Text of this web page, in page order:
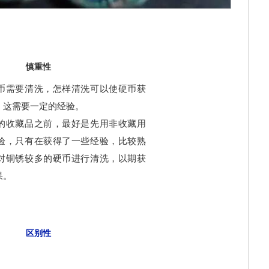
慎重性
需要清洗，怎样清洗可以使硬币获
需要一定的经验。
收藏品之前，最好是先用非收藏用
，只有在获得了一些经验，比较熟
铜锈较多的硬币进行清洗，以期获
区别性